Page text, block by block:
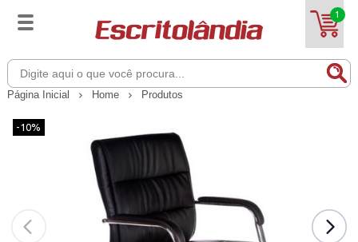
1
Página Inicial Home Produtos
-10%